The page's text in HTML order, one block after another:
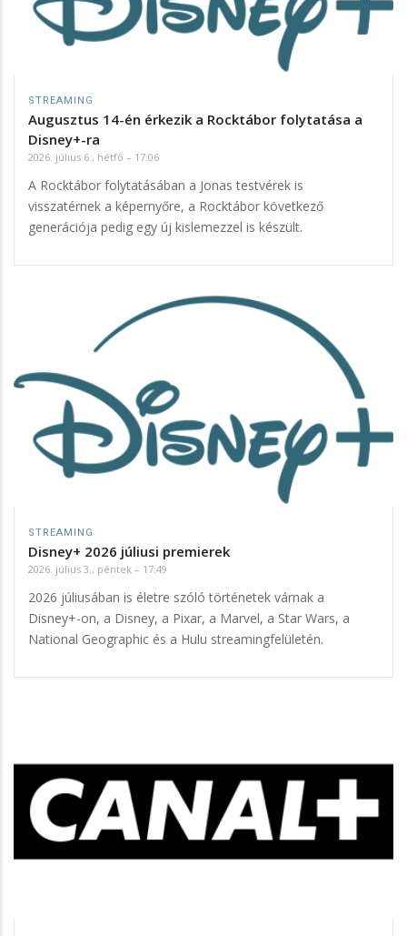
STREAMING
Augusztus 14-én érkezik a Rocktábor folytatása a
Disney+-ra
2026. július 6., hétfő – 17:06
A Rocktábor folytatásában a Jonas testvérek is
visszatérnek a képernyőre, a Rocktábor következő
generációja pedig egy új kislemezzel is készült.
STREAMING
Disney+ 2026 júliusi premierek
2026. július 3., péntek – 17:49
2026 júliusában is életre szóló történetek várnak a
Disney+-on, a Disney, a Pixar, a Marvel, a Star Wars, a
National Geographic és a Hulu streamingfelületén.